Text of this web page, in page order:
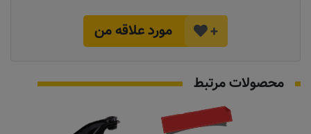
+ مورد علاقه من
محصولات مرتبط
به زودی